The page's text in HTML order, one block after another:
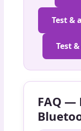
Test &
Test
FAQ —